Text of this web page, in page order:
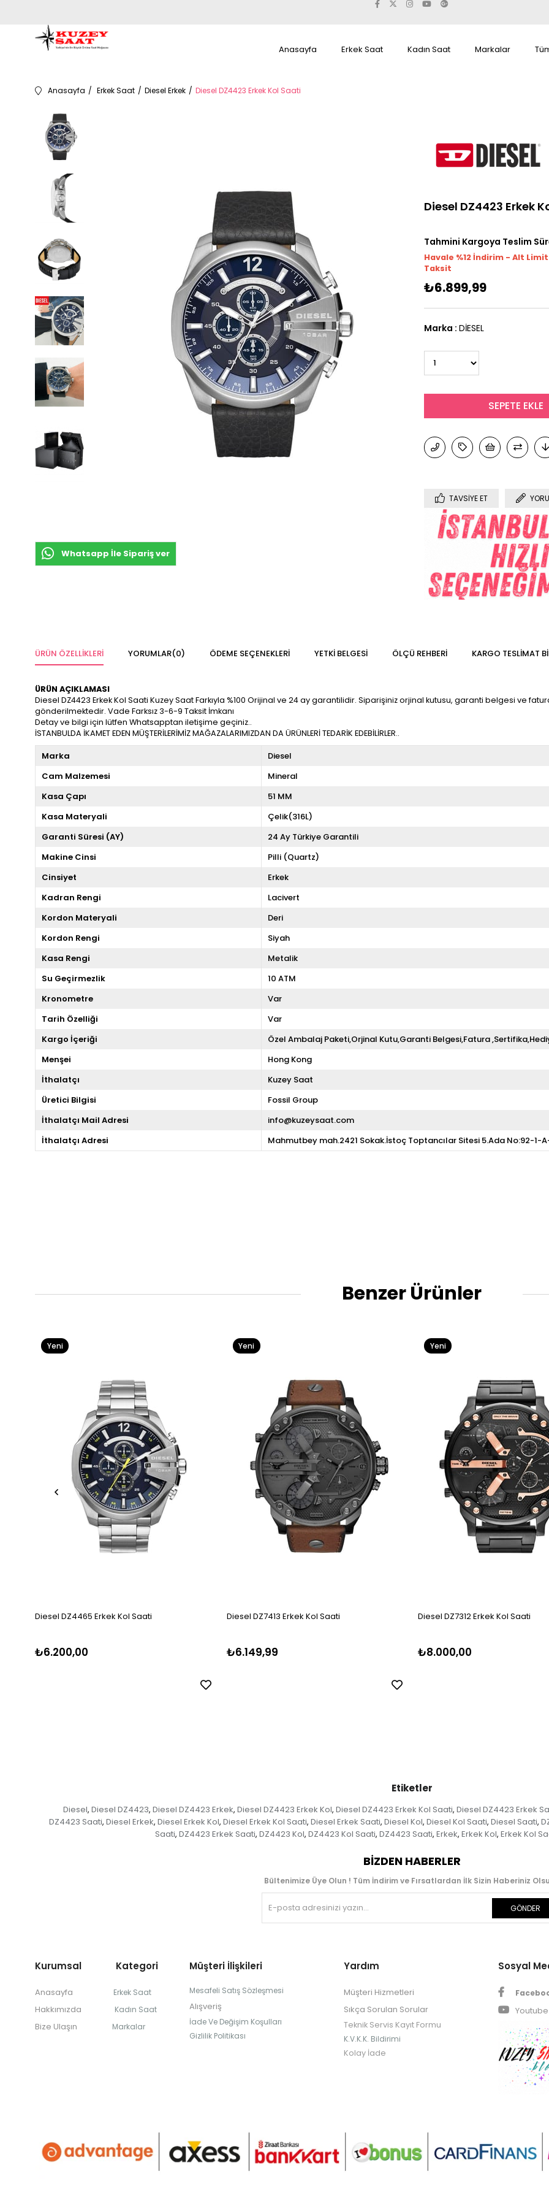
Anasayfa Erkek Saat Kadın Saat Markalar
Anasayfa Erkek Saat Diesel Erkek Diesel DZ4423 Erkek Kol Saati
Whatsapp İle Sipariş ver
Diesel DZ4423 Erkek
Tahmini Kargoya Teslim
Havale %12 İndirim - Alt Limit
Taksit
₺6.899,99
Marka : DİESEL
TAVSIYE ET
ÜRÜN ÖZELLIKLERI YORUMLAR(0) ÖDEME SEÇENEKLERI YETKİ BELGESİ ÖLÇÜ REHBERI KARGO TESLIMAT
ÜRÜN AÇIKLAMASI
Diesel DZ4423 Erkek Kol Saati Kuzey Saat Farkıyla %100 Orijinal ve 24 ay garantilidir. Siparişiniz orjinal kutusu, garanti belgesi ve
gönderilmektedir. Vade Farksız 3-6-9 Taksit İmkanı
Detay ve bilgi için lütfen Whatsapptan iletişime geçiniz..
İSTANBULDA İKAMET EDEN MÜŞTERİLERİMİZ MAĞAZALARIMIZDAN DA ÜRÜNLERİ TEDARİK EDEBİLİRLER..
Marka
Diesel
Cam Malzemesi
Mineral
Kasa Çapı
51 MM
Kasa Materyali
Çelik(316L)
Garanti Süresi (AY)
24 Ay Türkiye Garantili
Makine Cinsi
Pilli (Quartz)
Cinsiyet
Erkek
Kadran Rengi
Lacivert
Kordon Materyali
Deri
Kordon Rengi
Siyah
Kasa Rengi
Metalik
Su Geçirmezlik
10 ATM
Kronometre
Var
Tarih Özelliği
Var
Kargo İçeriği
Özel Ambalaj Paketi,Orjinal Kutu,Garanti Belgesi,Fatura
Menşei
Hong Kong
İthalatçı
Kuzey Saat
Üretici Bilgisi
Fossil Group
İthalatçı Mail Adresi
info@kuzeysaat.com
İthalatçı Adresi
Mahmutbey mah.2421 Sokak.İstoç Toptancılar Sitesi 5.Ada No:92-1-
Benzer Ürünler
Diesel DZ4465 Erkek Kol Saati
₺6.200,00
Yeni
Diesel DZ7413 Erkek Kol Saati
₺6.149,99
Yeni
Diesel DZ7312 Erkek Kol Saati
₺8.000,00
Yeni
Etiketler
Diesel, Diesel DZ4423, Diesel DZ4423 Erkek, Diesel DZ4423 Erkek Kol, Diesel DZ4423 Erkek Kol Saati, Diesel DZ4423 Erkek
DZ4423 Saati, Diesel Erkek, Diesel Erkek Kol, Diesel Erkek Kol Saati, Diesel Erkek Saati, Diesel Kol, Diesel Kol Saati, Diesel Saati,
Saati, DZ4423 Erkek Saati, DZ4423 Kol, DZ4423 Kol Saati, DZ4423 Saati, Erkek, Erkek Kol, Erkek Kol
BIZDEN HABERLER
Bültenimize Üye Olun ! Tüm İndirim ve Fırsatlardan İlk Sizin Haberiniz
GÖNDER
Kurumsal Kategori
Anasayfa Erkek Saat
Hakkımızda Kadın Saat
Bize Ulaşın Markalar
Müşteri İlişkileri
Mesafeli Satış Sözleşmesi
Alışveriş
İade Ve Değişim Koşulları
Gizlilik Politikası
Yardım
Müşteri Hizmetleri
Sıkça Sorulan Sorular
Teknik Servis Kayıt Formu
K.V.K.K. Bildirimi
Kolay İade
Sosyal
Youtube